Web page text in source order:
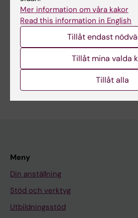
Sidan uppdaterad:2026-02-05
Dela
Meny
Din anställning
Stöd och verktyg
Utbildningsstöd
Mer information om våra kakor
Read this information in English
Tillåt endast
Tillåt mina valda
Tillåt alla